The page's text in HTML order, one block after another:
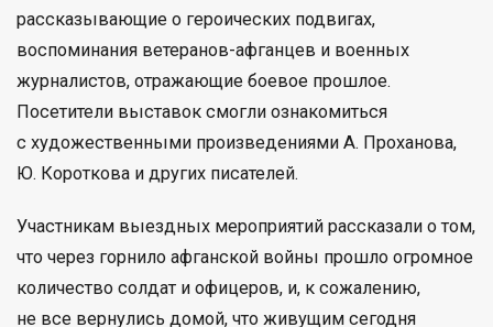
рассказывающие о героических подвигах,
воспоминания ветеранов-афганцев и военных
журналистов, отражающие боевое прошлое.
Посетители выставок смогли ознакомиться
с художественными произведениями А. Проханова,
Ю. Короткова и других писателей.
Участникам выездных мероприятий рассказали о том,
что через горнило афганской войны прошло огромное
количество солдат и офицеров, и, к сожалению,
не все вернулись домой, что живущим сегодня